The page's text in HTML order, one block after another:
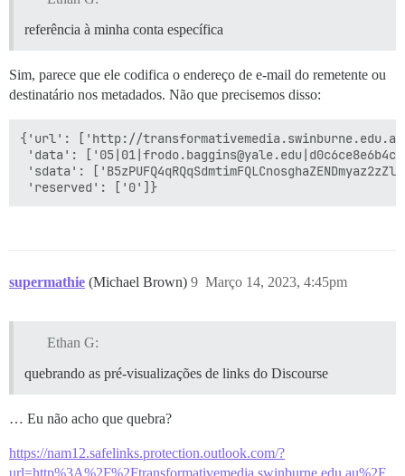
referência à minha conta específica
Sim, parece que ele codifica o endereço de e-mail do remetente ou
destinatário nos metadados. Não que precisemos disso:
{'url': ['http://
'data':
'sdata':
supermathie (Michael Brown) Março 14, 2023, 4:45pm
9
Ethan G:
quebrando as pré-visualizações de links do Discourse
… Eu não acho que quebra?
https://nam12.safelinks.protection.outlook.com/?
url=http%3A%2F%2Ftransformativemedia.swinburne.edu.au%2F